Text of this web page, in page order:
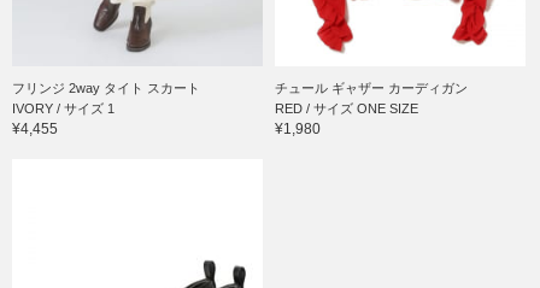
フリンジ 2way タイト スカート
IVORY / サイズ 1
¥4,455
チュール ギャザー カーディガン
RED / サイズ ONE SIZE
¥1,980